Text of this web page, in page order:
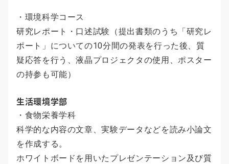
・環境科学コース
研究レポート・口述試験（提出書類のうち「研究レ
ポート」についての10分間の発表を行った後、質
疑応答を行う、液晶プロジェクタの使用、ポスター
の持参も可能）
生活環境学部
・食物栄養学科
科学的な内容の文章、実験データなどを読み小論文
を作成する。
ホワイトボードを用いたプレゼンテーション及び質